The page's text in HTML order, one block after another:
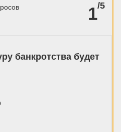
1/5
банкротства будет